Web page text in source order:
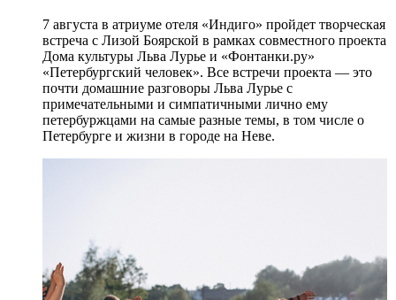
7 августа в атриуме отеля «Индиго» пройдет творческая
встреча с Лизой Боярской в рамках совместного проекта
Дома культуры Льва Лурье и «Фонтанки.ру»
«Петербургский человек». Все встречи проекта — это
почти домашние разговоры Льва Лурье с
примечательными и симпатичными лично ему
петербуржцами на самые разные темы, в том числе о
Петербурге и жизни в городе на Неве.